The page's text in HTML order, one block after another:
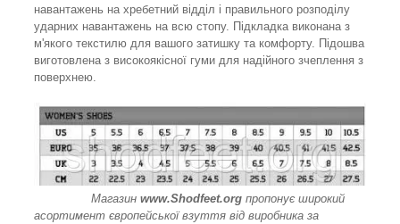
навантажень на хребетний відділ і правильного розподілу
ударних навантажень на всю стопу. Підкладка виконана з
м'якого текстилю для вашого затишку та комфорту. Підошва
виготовлена з високоякісної гуми для надійного зчеплення з
поверхнею.
Магазин www.Shodfeet.org пропонує широкий
асортимент європейської взуття від виробника за